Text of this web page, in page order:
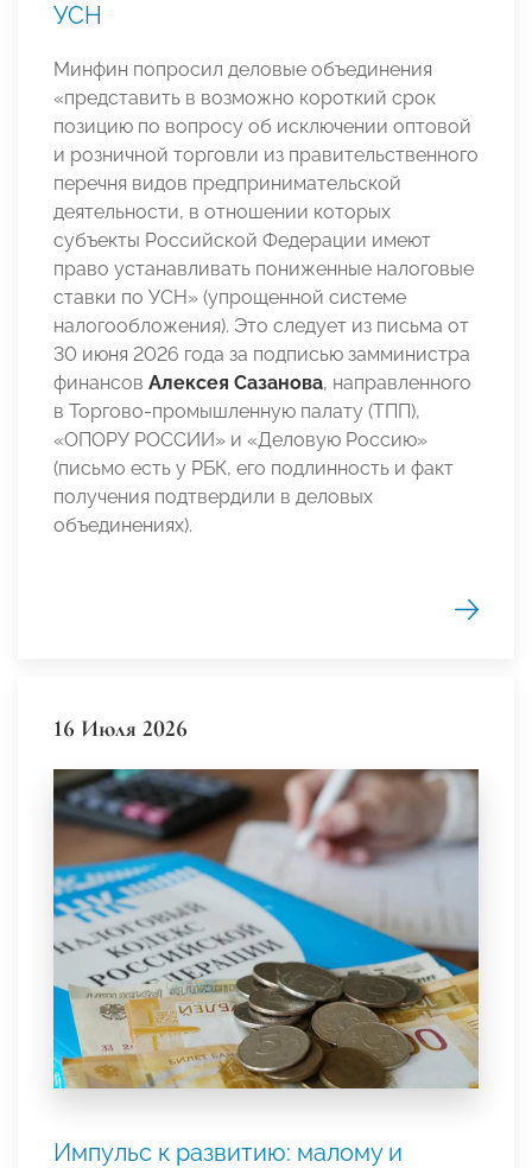
УСН
Минфин попросил деловые объединения
«представить в возможно короткий срок
позицию по вопросу об исключении оптовой
и розничной торговли из правительственного
перечня видов предпринимательской
деятельности, в отношении которых
субъекты Российской Федерации имеют
право устанавливать пониженные налоговые
ставки по УСН» (упрощенной системе
налогообложения). Это следует из письма от
30 июня 2026 года за подписью замминистра
финансов Алексея Сазанова, направленного
в Торгово-промышленную палату (ТПП),
«ОПОРУ РОССИИ» и «Деловую Россию»
(письмо есть у РБК, его подлинность и факт
получения подтвердили в деловых
объединениях).
16 Июля 2026
Импульс к развитию: малому и